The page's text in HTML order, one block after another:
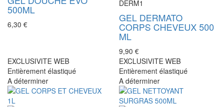
500ML
6,30 €
DERM1
GEL DERMATO
CORPS CHEVEUX 500
ML
9,90 €
EXCLUSIVITE WEB
Entièrement élastiqué
A déterminer
EXCLUSIVITE WEB
Entièrement élastiqué
A déterminer